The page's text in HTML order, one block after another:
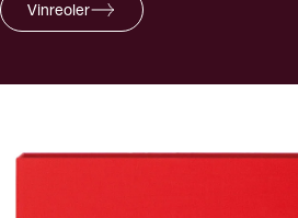
Vinreoler